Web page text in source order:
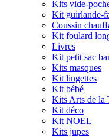
Kits vide-
Kit guirlande-
Coussin
Kit foulard
Livres
Kit petit sac
Kits masques
Kit lingettes
Kit bébé
Kits Arts de la
Kit déco
Kit NOEL
Kits jupes